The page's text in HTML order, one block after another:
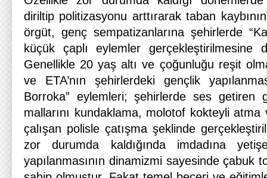
diriltip politizasyonu arttırarak taban
örgüt, genç sempatizanlarına şehirlerde
küçük çaplı eylemler gerçekleştirilmesine
Genellikle 20 yaş altı ve çoğunluğu reşit
ve ETA’nın şehirlerdeki gençlik
Borroka” eylemleri; şehirlerde ses getiren
mallarını kundaklama, molotof kokteyli atma
çalışan polisle çatışma şeklinde
zor durumda kaldığında imdadına
yapılanmasının dinamizmi sayesinde çabuk